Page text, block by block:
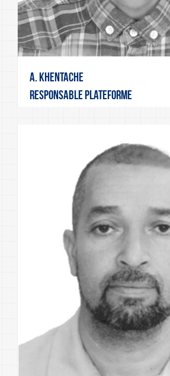
A. Khentache
Responsable plateforme